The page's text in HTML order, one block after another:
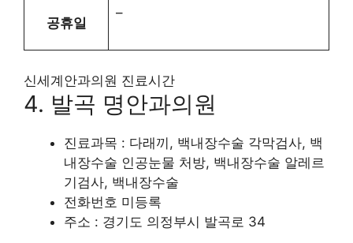
공휴일
–
신세계안과의원 진료시간
4. 발곡 명안과의원
진료과목 : 다래끼, 백내장수술 각막검사, 백
내장수술 인공눈물 처방, 백내장수술 알레르
기검사, 백내장수술
전화번호 미등록
주소 : 경기도 의정부시 발곡로 34